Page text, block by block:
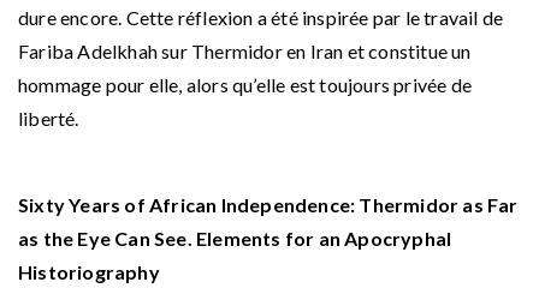
dure encore. Cette réflexion a été inspirée par le travail de
Fariba Adelkhah sur Thermidor en Iran et constitue un
hommage pour elle, alors qu’elle est toujours privée de
liberté.
Sixty Years of African Independence: Thermidor as Far
as the Eye Can See. Elements for an Apocryphal
Historiography